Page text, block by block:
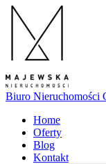
Biuro Nieruchomości
Home
Oferty
Blog
Kontakt